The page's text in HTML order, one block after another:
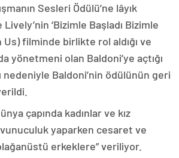
Sesleri Ödülü’ne lâyık
‘Bizimle Başladı Bizimle
filminde birlikte rol aldığı ve
yönetmeni olan Baldoni’ye açtığı
nedeniyle Baldoni’nin ödülünün geri
çapında kadınlar ve kız
yaparken cesaret ve
erkeklere” veriliyor.